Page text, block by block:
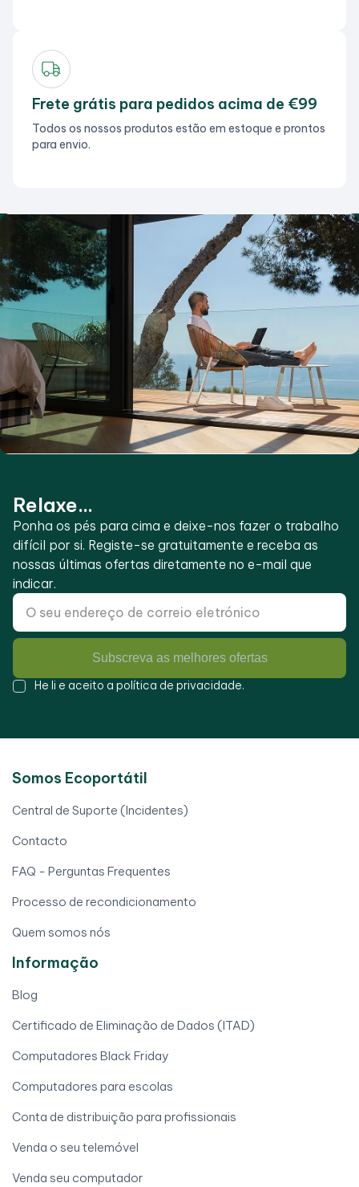
Frete grátis para pedidos acima de €99
Todos os nossos produtos estão em estoque e prontos
para envio.
Relaxe...
Ponha os pés para cima e deixe-nos fazer o trabalho
difícil por si. Registe-se gratuitamente e receba as
nossas últimas ofertas diretamente no e-mail que
indicar.
Subscreva as melhores ofertas
He li e aceito a política de privacidade.
Somos Ecoportátil
Central de Suporte (Incidentes)
Contacto
FAQ - Perguntas Frequentes
Processo de recondicionamento
Quem somos nós
Informação
Blog
Certificado de Eliminação de Dados (ITAD)
Computadores Black Friday
Computadores para escolas
Conta de distribuição para profissionais
Venda o seu telemóvel
Venda seu computador